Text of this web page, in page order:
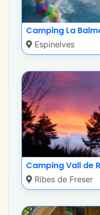
Camping La
Espinelves
Camping Vall de
Ribes de Freser